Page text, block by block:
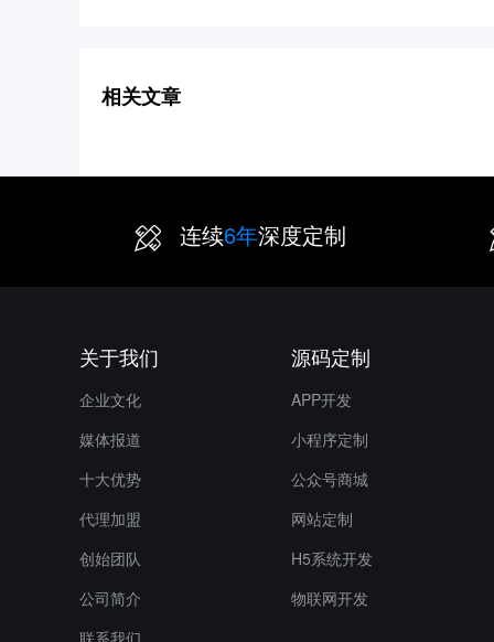
相关文章
连续6年深度定制
关于我们
企业文化
媒体报道
十大优势
代理加盟
创始团队
公司简介
联系我们
源码定制
APP开发
小程序定制
公众号商城
网站定制
H5系统开发
物联网开发